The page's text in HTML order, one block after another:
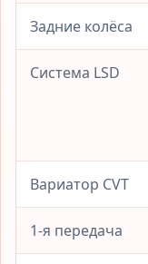
Задние колёса
Система LSD
Вариатор CVT
1-я передача